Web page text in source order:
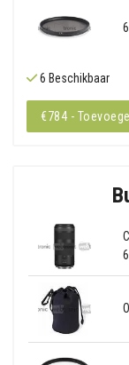
6 Beschikbaar
€784 -